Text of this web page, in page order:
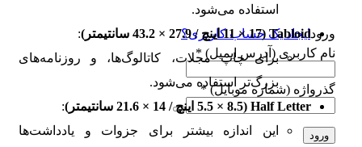
ورودایجاد یک حساب کاربری؟
نام کاربری (آدرس ایمیل) *
گذرواژه (شماره موبایل)*
ورود
استفاده می‌شود.
Tabloid (11 × 17 اینچ / 27.9 × 43.2 سانتیمتر)
:
برای چاپ مجلات، کاتالوگ‌ها، و روزنامه‌های
بزرگ‌تر استفاده می‌شود.
Half Letter (5.5 × 8.5 اینچ / 14 × 21.6 سانتیمتر)
:
این اندازه بیشتر برای جزوات و یادداشت‌ها